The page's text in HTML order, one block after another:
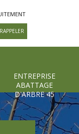
ENTREPRISE
ABATTAGE
D'ARBRE 45